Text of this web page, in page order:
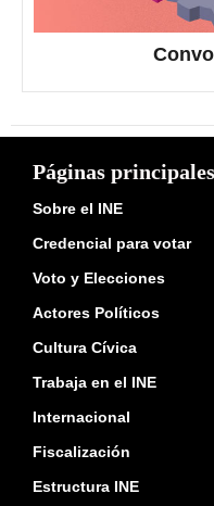
Páginas principales
Sobre el INE
Credencial para votar
Voto y Elecciones
Actores Políticos
Cultura Cívica
Trabaja en el INE
Internacional
Fiscalización
Estructura INE